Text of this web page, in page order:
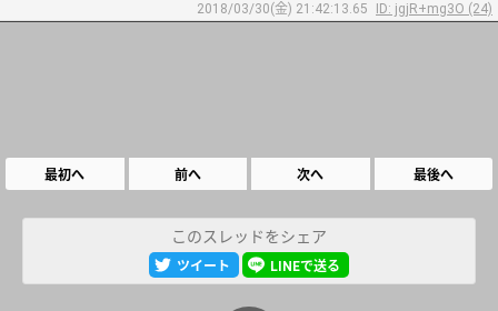
2018/03/30(金) 21:42:13.65 ID: jgjR+mg3O (24)
最初へ 前へ 次へ 最後へ
このスレッドをシェア
ツイート LINEで送る